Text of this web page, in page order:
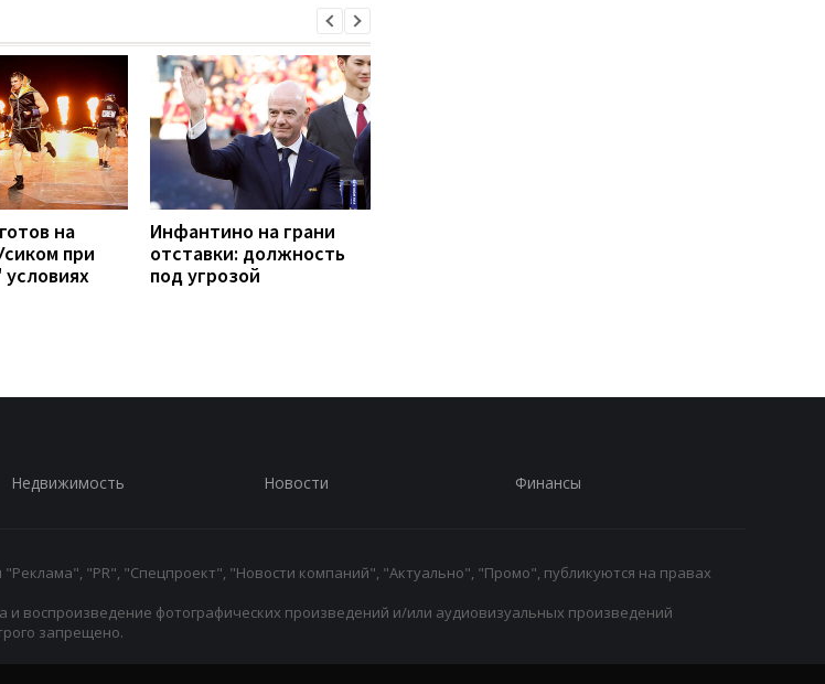
на
при
Инфантино на грани
отставки: должность
под угрозой
Недвижимость Новости Финансы
"PR", "Спецпроект", "Новости компаний", "Актуально", "Промо", публикуются на правах
воспроизведение фотографических произведений и/или аудиовизуальных произведений
запрещено.